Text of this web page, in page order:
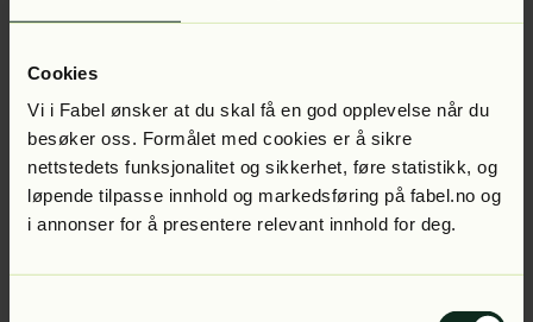
Cookies
Vi i Fabel ønsker at du skal få en god opplevelse når du
besøker oss. Formålet med cookies er å sikre
nettstedets funksjonalitet og sikkerhet, føre statistikk, og
løpende tilpasse innhold og markedsføring på fabel.no og
i annonser for å presentere relevant innhold for deg.